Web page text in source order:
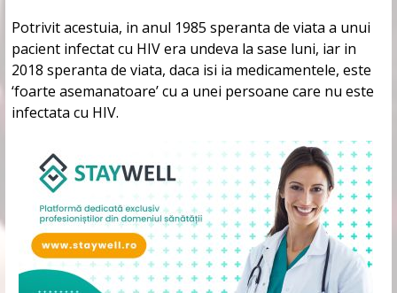
Potrivit acestuia, in anul 1985 speranta de viata a unui
pacient infectat cu HIV era undeva la sase luni, iar in
2018 speranta de viata, daca isi ia medicamentele, este
‘foarte asemanatoare’ cu a unei persoane care nu este
infectata cu HIV.